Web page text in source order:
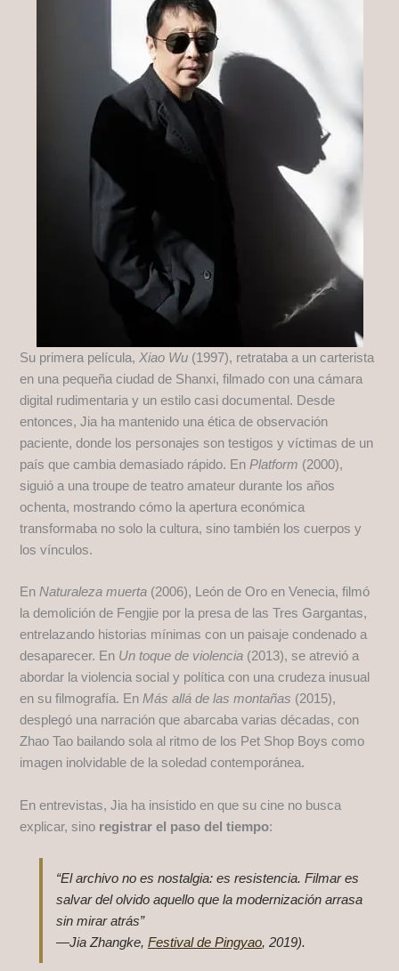
Su primera película, Xiao Wu (1997), retrataba a un carterista
en una pequeña ciudad de Shanxi, filmado con una cámara
digital rudimentaria y un estilo casi documental. Desde
entonces, Jia ha mantenido una ética de observación
paciente, donde los personajes son testigos y víctimas de un
país que cambia demasiado rápido. EnPlatform (2000),
siguió a una troupe de teatro amateur durante los años
ochenta, mostrando cómo la apertura económica
transformaba no solo la cultura, sino también los cuerpos y
los vínculos.
EnNaturaleza muerta (2006), León de Oro en Venecia, filmó
la demolición de Fengjie por la presa de las Tres Gargantas,
entrelazando historias mínimas con un paisaje condenado a
desaparecer. En Un toque de violencia (2013), se atrevió a
abordar la violencia social y política con una crudeza inusual
en su filmografía. EnMás allá de las montañas (2015),
desplegó una narración que abarcaba varias décadas, con
Zhao Tao bailando sola al ritmo de los Pet Shop Boys como
imagen inolvidable de la soledad contemporánea.
En entrevistas, Jia ha insistido en que su cine no busca
explicar, sino registrar el paso del tiempo:
“El archivo no es nostalgia: es resistencia. Filmar es
salvar del olvido aquello que la modernización arrasa
sin mirar atrás”
—Jia Zhangke, Festival de Pingyao, 2019).